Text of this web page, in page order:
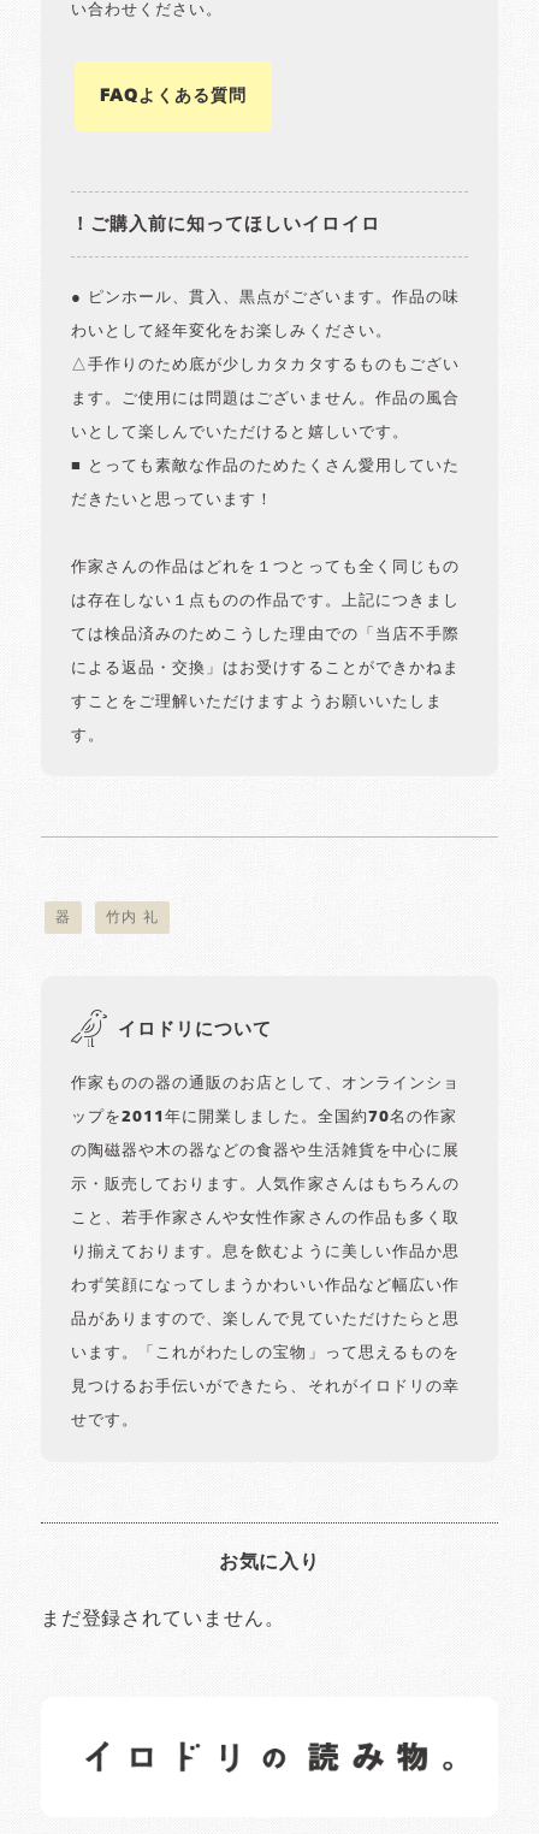
い合わせください。
FAQよくある質問
！ご購入前に知ってほしいイロイロ
● ピンホール、貫入、黒点がございます。作品の味
わいとして経年変化をお楽しみください。
△手作りのため底が少しカタカタするものもござい
ます。ご使用には問題はございません。作品の風合
いとして楽しんでいただけると嬉しいです。
■ とっても素敵な作品のためたくさん愛用していた
だきたいと思っています！
作家さんの作品はどれを１つとっても全く同じもの
は存在しない１点ものの作品です。上記につきまし
ては検品済みのためこうした理由での「当店不手際
による返品・交換」はお受けすることができかねま
すことをご理解いただけますようお願いいたしま
す。
器 竹内 礼
イロドリについて
作家ものの器の通販のお店として、オンラインショ
ップを2011年に開業しました。全国約70名の作家
の陶磁器や木の器などの食器や生活雑貨を中心に展
示・販売しております。人気作家さんはもちろんの
こと、若手作家さんや女性作家さんの作品も多く取
り揃えております。息を飲むように美しい作品か思
わず笑顔になってしまうかわいい作品など幅広い作
品がありますので、楽しんで見ていただけたらと思
います。「これがわたしの宝物」って思えるものを
見つけるお手伝いができたら、それがイロドリの幸
せです。
お気に入り
まだ登録されていません。
日常の様子など随時更新中です。